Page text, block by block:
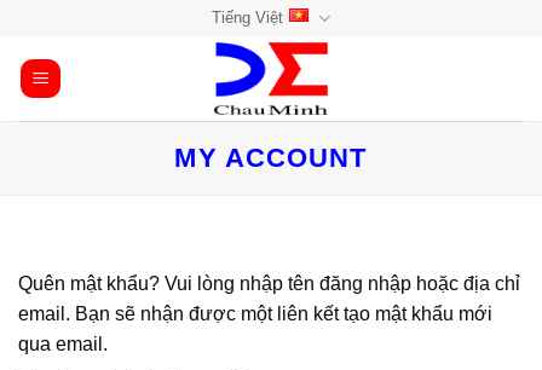
nội
dung
Tiếng Việt
MY ACCOUNT
Quên mật khẩu? Vui lòng nhập tên đăng nhập hoặc địa chỉ
email. Bạn sẽ nhận được một liên kết tạo mật khẩu mới
qua email.